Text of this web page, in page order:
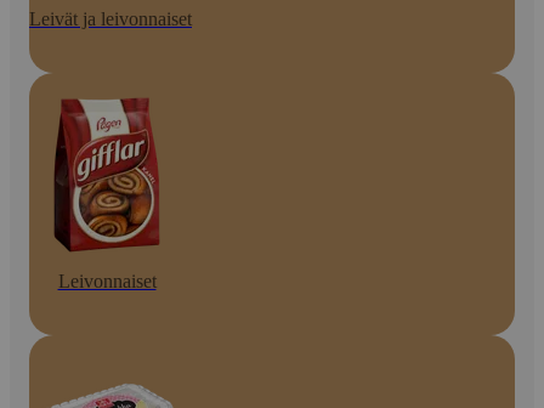
Leivät ja leivonnaiset
Leivonnaiset